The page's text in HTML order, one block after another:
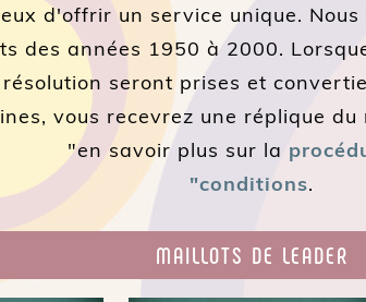
d'offrir un service unique.
des années 1950 à 2000.
seront prises et
vous recevrez une réplique
"en savoir plus sur la
"conditions.
MAILLOTS DE LEADER